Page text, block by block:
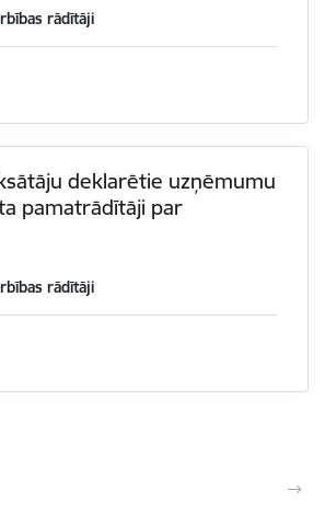
rādītāji
deklarētie uzņēmumu
pamatrādītāji par
rādītāji